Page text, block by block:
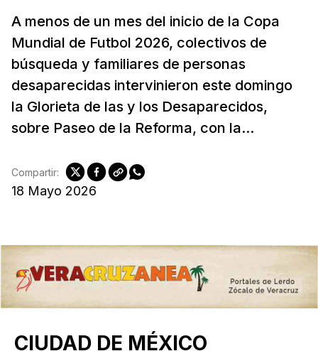
A menos de un mes del inicio de la Copa
Mundial de Futbol 2026, colectivos de
búsqueda y familiares de personas
desaparecidas intervinieron este domingo
la Glorieta de las y los Desaparecidos,
sobre Paseo de la Reforma, con la...
18 Mayo 2026
Compartir:
CIUDAD DE MÉXICO